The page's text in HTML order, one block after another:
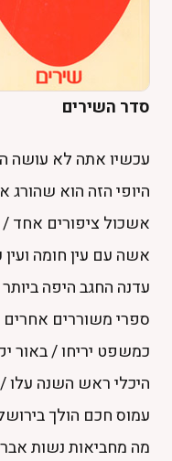
פרוייקטים +
צרו קשר
⚲
English
סדר השירים
עכשיו אתה לא עושה
היופי הזה הוא שהורג
אשכול ציפורים אחד/
אשה עם עין חומה ועין
עדנה החגב היפה
ספרי משוררים אחרים
כמשפט יריחו/באור
היכלי ראש השנה עלו/
עמוס חכם הולך
מה מחביאות נשות